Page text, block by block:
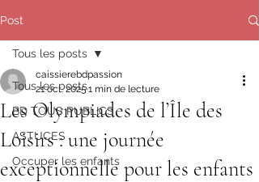
Post
Tous les posts
BD TOUS PUBLICS
ASTUCES
Occuper les enfants
Tous les posts
Les Olympiades de l’Île des
Loisirs : une journée
exceptionnelle pour les enfants
caissierebdpassion
21 oct. 20251 min de lecture